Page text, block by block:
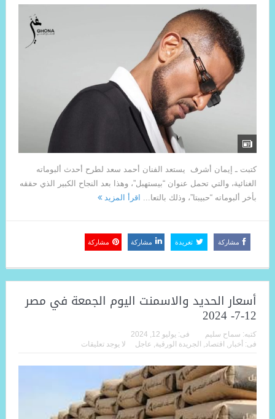
كتبت ـ إيمان أشرف يستعد الفنان أحمد سعد لطرح أحدث ألبوماته
الغنائية، والتي تحمل عنوان “بيستهبل”، وهذا بعد النجاح الكبير الذي حققه
بأخر ألبوماته “حبيبتا”، وذلك بالتعا...
اقرأ المزيد
مشاركة تغريدة مشاركة مشاركة
أسعار الحديد والاسمنت اليوم الجمعة في مصر
12-7- 2024
كتبه: سماح سليم فى: يوليو 12, 2024
فى: أخبار , اقتصاد, الجريدة الورقية, عاجل لا يوجد تعليقات